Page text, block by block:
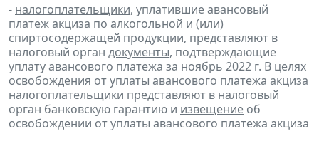
- налогоплательщики, уплатившие авансовый
платеж акциза по алкогольной и (или)
спиртосодержащей продукции, представляют в
налоговый орган документы, подтверждающие
уплату авансового платежа за ноябрь 2022 г. В целях
освобождения от уплаты авансового платежа акциза
налогоплательщики представляют в налоговый
орган банковскую гарантию и извещение об
освобождении от уплаты авансового платежа акциза